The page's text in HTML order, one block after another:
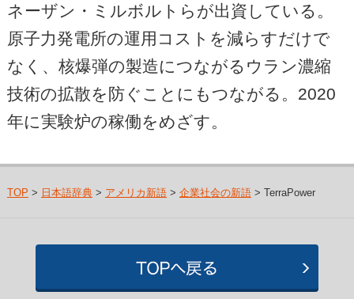
ネーザン・ミルボルトらが出資している。
原子力発電所の運用コストを減らすだけで
なく、核爆弾の製造につながるウラン濃縮
技術の拡散を防ぐことにもつながる。2020
年に実験炉の稼働をめざす。
TOP > 日本語辞典> アメリカ新語> 企業社会の新語> TerraPower